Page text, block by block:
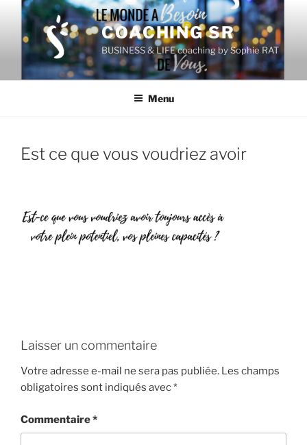
Aller
contenu
principal
COACHING SR
BUSINESS & LIFE coaching by Sophie RAT
Menu
Est ce que vous voudriez avoir
Laisser un commentaire
Votre adresse e-mail ne sera pas publiée. Les champs
obligatoires sont indiqués avec*
Commentaire*